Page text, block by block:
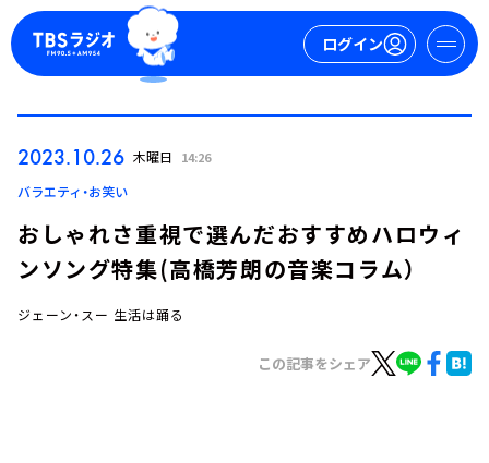
ログイン
ログイン
2023.10.26 木曜日 14:26
バラエティ・お笑い
おしゃれさ重視で選んだおすすめハロウィ
ンソング特集(高橋芳朗の音楽コラム）
ジェーン・スー 生活は踊る
この記事をシェア